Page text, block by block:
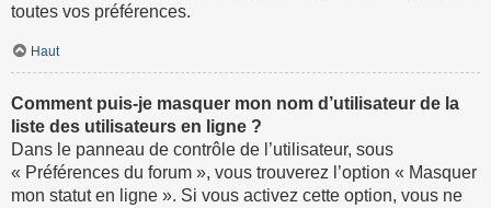
toutes vos préférences.
Haut
Comment puis-je masquer mon nom d’utilisateur de la
liste des utilisateurs en ligne ?
Dans le panneau de contrôle de l’utilisateur, sous
« Préférences du forum », vous trouverez l’option « Masquer
mon statut en ligne ». Si vous activez cette option, vous ne